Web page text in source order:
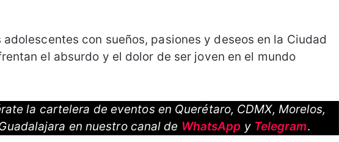
con sueños, pasiones y deseos en la Ciudad
el absurdo y el dolor de ser joven en el mundo
la cartelera de eventos en Querétaro, CDMX, Morelos,
en nuestro canal de WhatsApp y Telegram.